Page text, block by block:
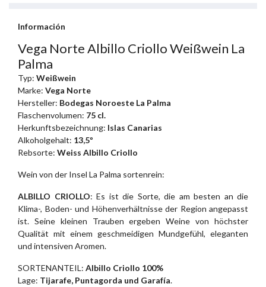
Información
Vega Norte Albillo Criollo Weißwein La
Palma
Typ: Weißwein
Marke: Vega Norte
Hersteller: Bodegas Noroeste La Palma
Flaschenvolumen: 75 cl.
Herkunftsbezeichnung: Islas Canarias
Alkoholgehalt: 13,5º
Rebsorte: Weiss Albillo Criollo
Wein von der Insel La Palma sortenrein:
ALBILLO CRIOLLO: Es ist die Sorte, die am besten an die
Klima-, Boden- und Höhenverhältnisse der Region angepasst
ist. Seine kleinen Trauben ergeben Weine von höchster
Qualität mit einem geschmeidigen Mundgefühl, eleganten
und intensiven Aromen.
SORTENANTEIL: Albillo Criollo 100%
Lage: Tijarafe, Puntagorda und Garafía.